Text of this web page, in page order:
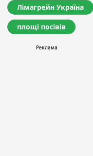
Лімагрейн Україна
площі посівів